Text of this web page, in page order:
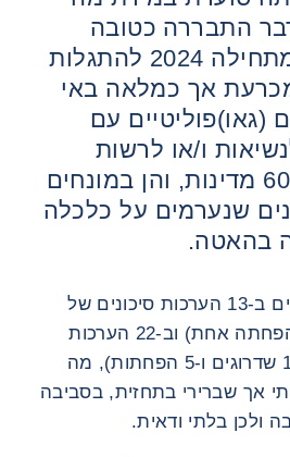
התבררה כטובה
בהרבה מהצפוי, מתחילה 2024 להתגלות
אך כמלאה באי
(גאו)פוליטיים עם
ו/או לרשות
המחוקקת במעל 60 מדינות, והן במונחים
שנערמים על כלכלה
בהאטה.
על רקע זה ערכנו שינויים ב-13 הערכות סיכונים של
מדינות (12 שדרוגים והפחתה אחת) וב-22 הערכות
סיכונים של מגזרים (17 שדרוגים ו-5 הפחתות), מה
אך שברירי בתחזית, בסביבה
ולכן בלתי ודאית.